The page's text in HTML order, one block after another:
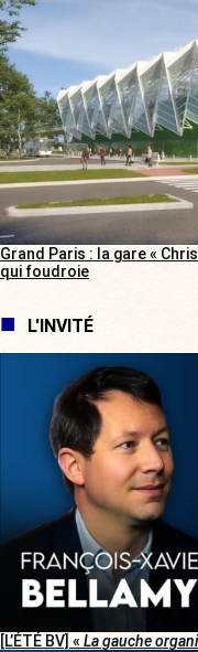
Grand Paris : la gare «
qui foudroie
L'INVITÉ
[L’ÉTÉ BV] « La gauche